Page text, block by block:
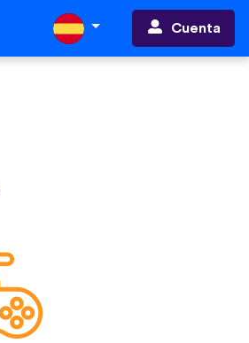
Cuenta